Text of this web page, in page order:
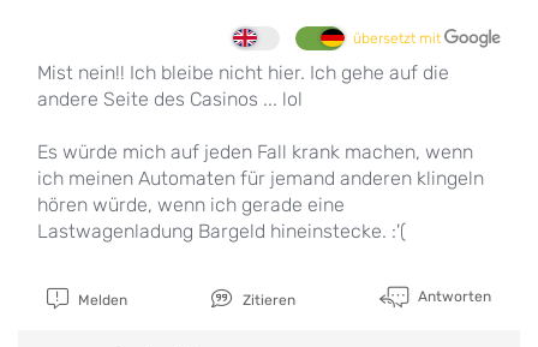
übersetzt mit
Mist nein!! Ich bleibe nicht hier. Ich gehe auf die
andere Seite des Casinos ... lol
Es würde mich auf jeden Fall krank machen, wenn
ich meinen Automaten für jemand anderen klingeln
hören würde, wenn ich gerade eine
Lastwagenladung Bargeld hineinstecke. :'(
Melden Zitieren Antworten